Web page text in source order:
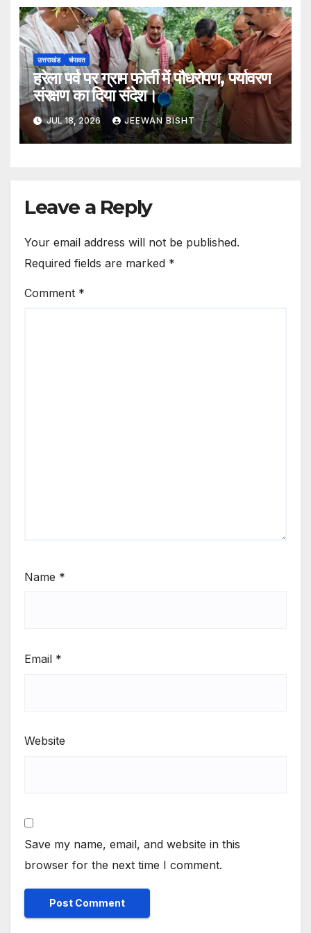
उत्तराखंड चंपावत
हरेला पर्व पर ग्राम फोर्ती में पौधरोपण, पर्यावरण
संरक्षण का दिया संदेश।
JUL 18, 2026 JEEWAN BISHT
Leave a Reply
Your email address will not be published.
Required fields are marked *
Comment *
Name *
Email *
Website
Save my name, email, and website in this
browser for the next time I comment.